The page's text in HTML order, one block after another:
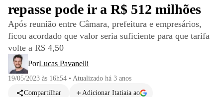
repasse pode ir a R$ 512 milhões
Após reunião entre Câmara, prefeitura e empresários,
ficou acordado que valor seria suficiente para que tarifa
volte a R$ 4,50
PorLucas Pavanelli
19/05/2023 às 16h54 • Atualizado há 3 anos
Compartilhar
Adicionar Itatiaia ao